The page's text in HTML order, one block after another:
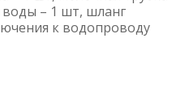
воды – 1 шт, шланг
к водопроводу